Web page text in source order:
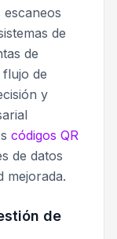
de
de
de
y
códigos QR
de datos
mejorada.
de